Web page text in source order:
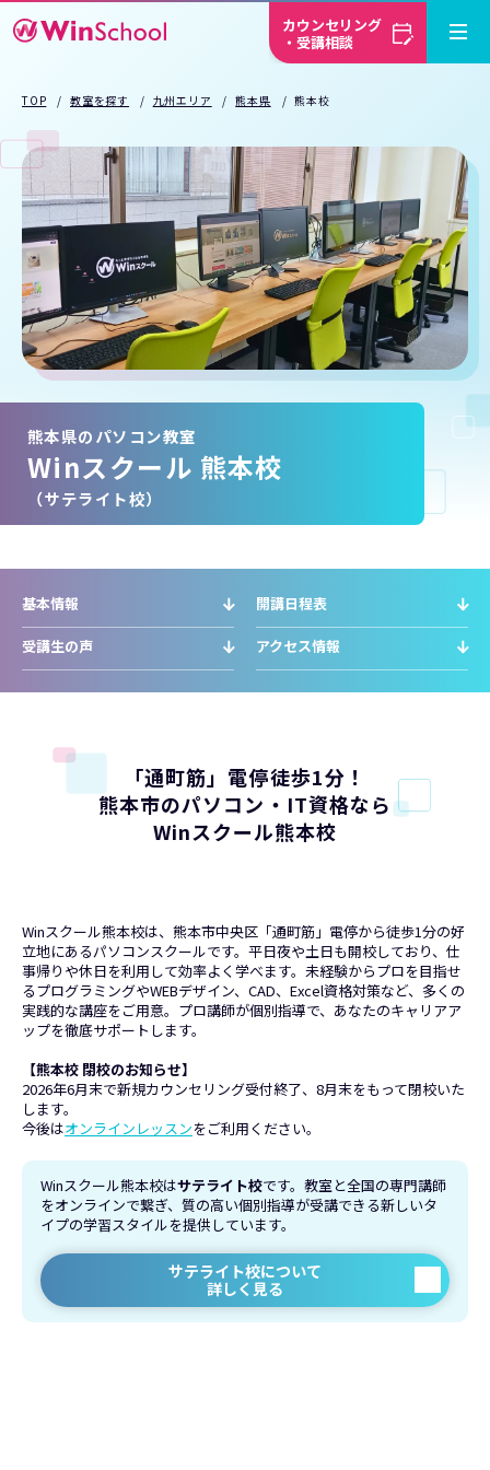
カウンセリング
・受講相談
TOP 教室を探す 九州エリア 熊本県 熊本校
熊本県のパソコン教室
Winスクール 熊本校
（サテライト校）
基本情報 開講日程表
受講生の声 アクセス情報
「通町筋」電停徒歩1分！
熊本市のパソコン・IT資格なら
Winスクール熊本校
Winスクール熊本校は、熊本市中央区「通町筋」電停から徒歩1分の好
立地にあるパソコンスクールです。平日夜や土日も開校しており、仕
事帰りや休日を利用して効率よく学べます。未経験からプロを目指せ
るプログラミングやWEBデザイン、CAD、Excel資格対策など、多くの
実践的な講座をご用意。プロ講師が個別指導で、あなたのキャリアア
ップを徹底サポートします。
【熊本校 閉校のお知らせ】
2026年6月末で新規カウンセリング受付終了、8月末をもって閉校いた
します。
今後はオンラインレッスンをご利用ください。
Winスクール熊本校はサテライト校です。教室と全国の専門講師
をオンラインで繋ぎ、質の高い個別指導が受講できる新しいタ
イプの学習スタイルを提供しています。
サテライト校について
詳しく見る